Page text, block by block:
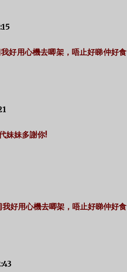
好用心機去唧架，唔止好睇仲好食
妹妹多謝你!
好用心機去唧架，唔止好睇仲好食